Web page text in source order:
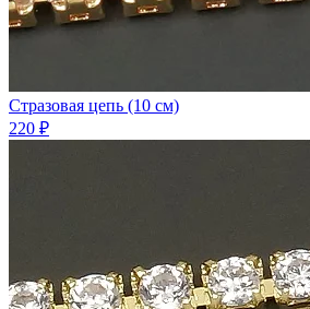
Стразовая цепь (10 см)
220 ₽